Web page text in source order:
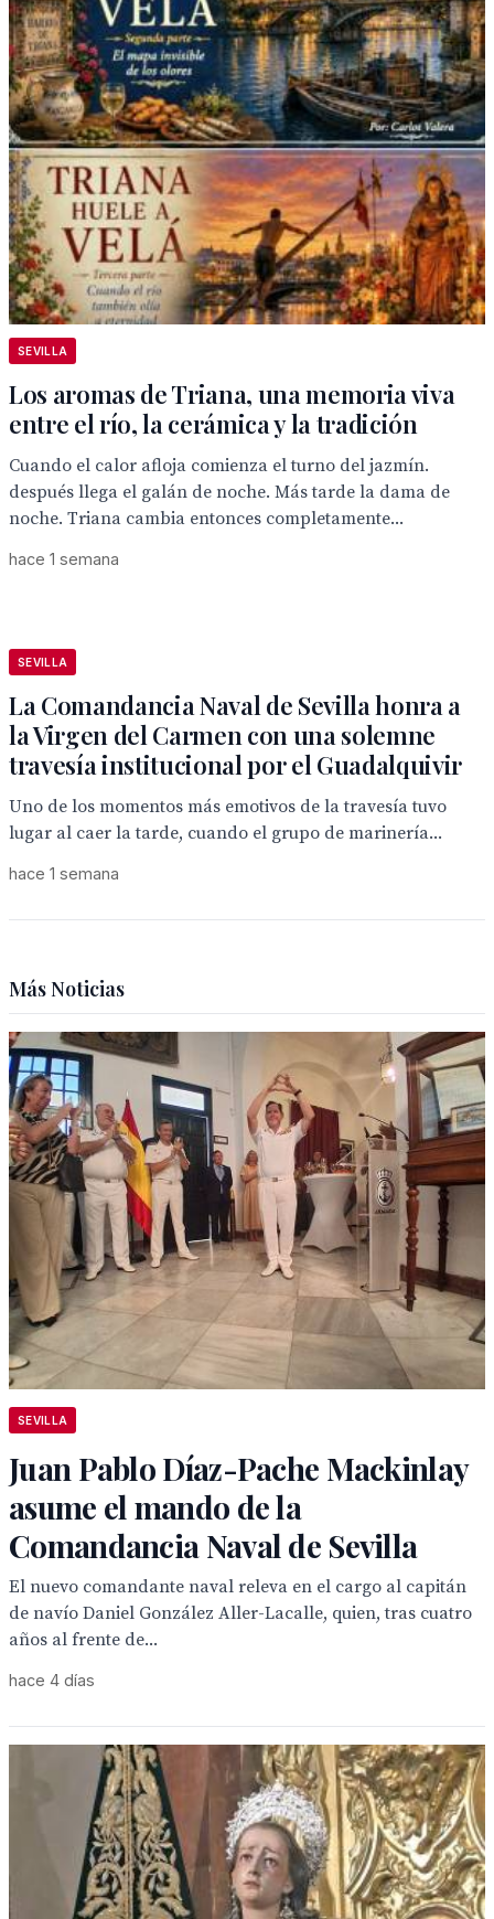
SEVILLA
Los aromas de Triana, una memoria viva
entre el río, la cerámica y la tradición
Cuando el calor afloja comienza el turno del jazmín.
después llega el galán de noche. Más tarde la dama de
noche. Triana cambia entonces completamente...
hace 1 semana
SEVILLA
La Comandancia Naval de Sevilla honra a
la Virgen del Carmen con una solemne
travesía institucional por el Guadalquivir
Uno de los momentos más emotivos de la travesía tuvo
lugar al caer la tarde, cuando el grupo de marinería...
hace 1 semana
Más Noticias
SEVILLA
Juan Pablo Díaz-Pache Mackinlay
asume el mando de la
Comandancia Naval de Sevilla
El nuevo comandante naval releva en el cargo al capitán
de navío Daniel González Aller-Lacalle, quien, tras cuatro
años al frente de...
hace 4 días